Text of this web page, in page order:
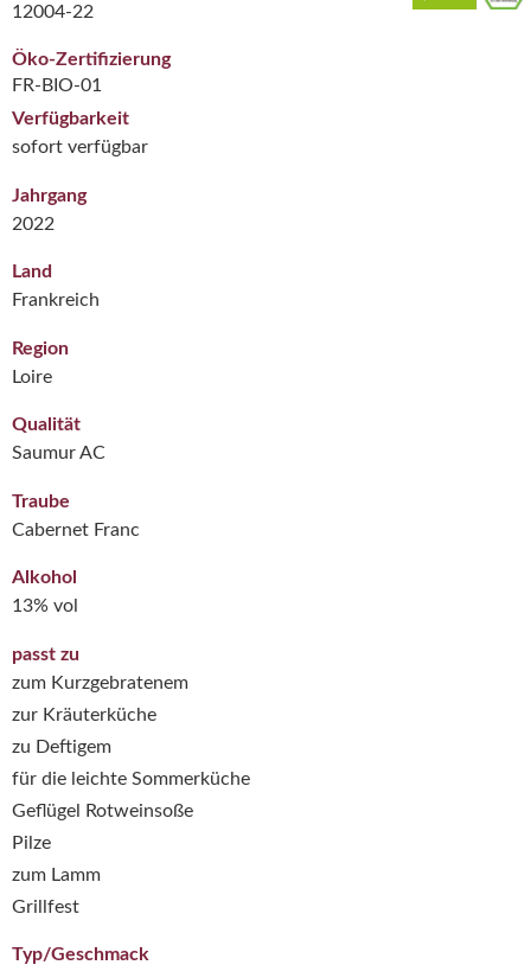
12004-22
Öko-Zertifizierung
FR-BIO-01
Verfügbarkeit
sofort verfügbar
Jahrgang
2022
Land
Frankreich
Region
Loire
Qualität
Saumur AC
Traube
Cabernet Franc
Alkohol
13% vol
passt zu
zum Kurzgebratenem
zur Kräuterküche
zu Deftigem
für die leichte Sommerküche
Geflügel Rotweinsoße
Pilze
zum Lamm
Grillfest
Typ/Geschmack